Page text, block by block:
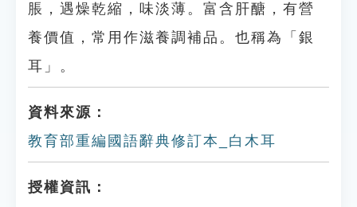
脹，遇燥乾縮，味淡薄。富含肝醣，有營
養價值，常用作滋養調補品。也稱為「銀
耳」。
資料來源：
教育部重編國語辭典修訂本_白木耳
授權資訊：